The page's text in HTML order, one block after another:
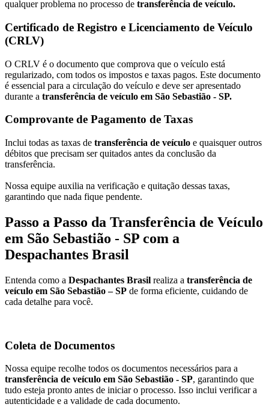
qualquer problema no processo de transferência de veículo.
Certificado de Registro e Licenciamento de Veículo
(CRLV)
O CRLV é o documento que comprova que o veículo está
regularizado, com todos os impostos e taxas pagos. Este documento
é essencial para a circulação do veículo e deve ser apresentado
durante a transferência de veículo em São Sebastião - SP.
Comprovante de Pagamento de Taxas
Inclui todas as taxas de transferência de veículo e quaisquer outros
débitos que precisam ser quitados antes da conclusão da
transferência.
Nossa equipe auxilia na verificação e quitação dessas taxas,
garantindo que nada fique pendente.
Passo a Passo da Transferência de Veículo
em São Sebastião - SP com a
Despachantes Brasil
Entenda como a Despachantes Brasil realiza a transferência de
veículo em São Sebastião – SP de forma eficiente, cuidando de
cada detalhe para você.
Coleta de Documentos
Nossa equipe recolhe todos os documentos necessários para a
transferência de veículo em São Sebastião - SP, garantindo que
tudo esteja pronto antes de iniciar o processo. Isso inclui verificar a
autenticidade e a validade de cada documento.